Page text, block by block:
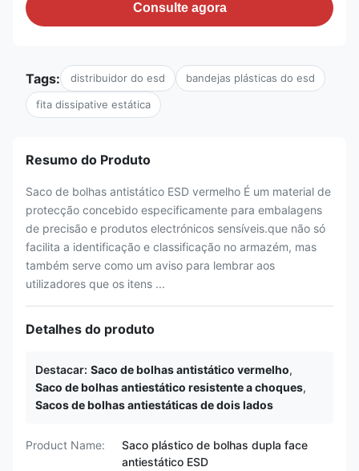
Consulte agora
Tags: distribuidor do esd bandejas plásticas do esd
fita dissipative estática
Resumo do Produto
Saco de bolhas antistático ESD vermelho É um material de
protecção concebido especificamente para embalagens
de precisão e produtos electrónicos sensíveis.que não só
facilita a identificação e classificação no armazém, mas
também serve como um aviso para lembrar aos
utilizadores que os itens ...
Detalhes do produto
Destacar: Saco de bolhas antistático vermelho,
Saco de bolhas antiestático resistente a choques,
Sacos de bolhas antiestáticas de dois lados
Product Name:
Saco plástico de bolhas dupla face
antiestático ESD